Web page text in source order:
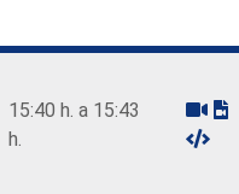
15:40 h. a 15:43
h.